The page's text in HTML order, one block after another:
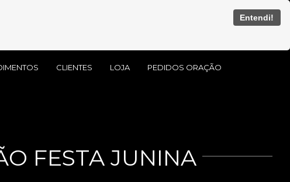
Entendi!
CLIENTES LOJA PEDIDOS ORAÇÃO
FESTA JUNINA